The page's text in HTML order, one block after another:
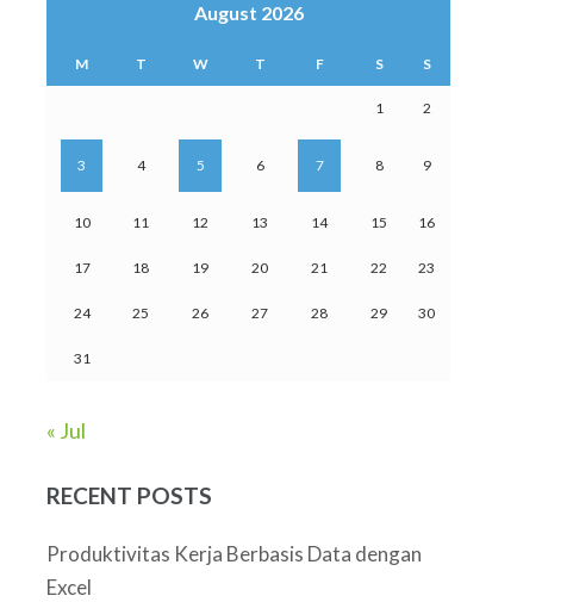
August 2026
M T W T F S S
1 2
3 4 5 6 7 8 9
10 11 12 13 14 15 16
17 18 19 20 21 22 23
24 25 26 27 28 29 30
31
« Jul
RECENT POSTS
Produktivitas Kerja Berbasis Data dengan
Excel